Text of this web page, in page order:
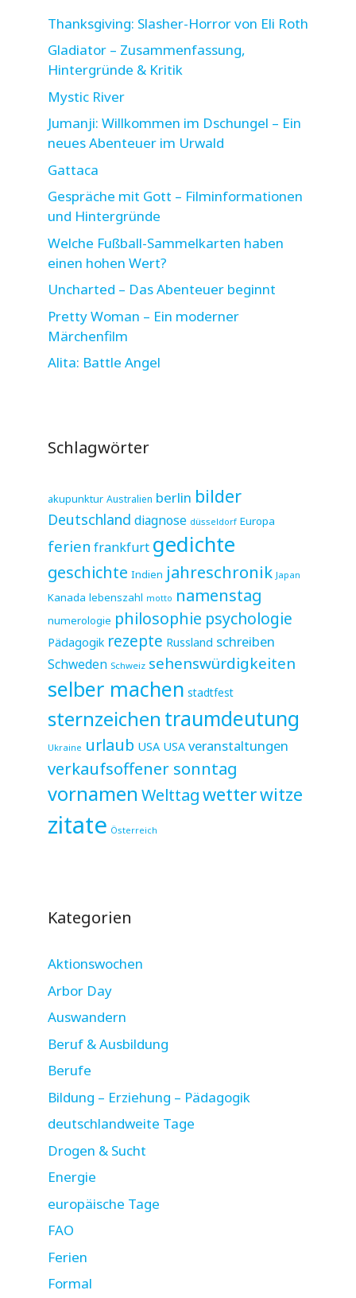
Thanksgiving: Slasher-Horror von Eli Roth
Gladiator – Zusammenfassung,
Hintergründe & Kritik
Mystic River
Jumanji: Willkommen im Dschungel – Ein
neues Abenteuer im Urwald
Gattaca
Gespräche mit Gott – Filminformationen
und Hintergründe
Welche Fußball-Sammelkarten haben
einen hohen Wert?
Uncharted – Das Abenteuer beginnt
Pretty Woman – Ein moderner
Märchenfilm
Alita: Battle Angel
Schlagwörter
akupunktur Australien berlin bilder
Deutschland diagnose düsseldorf Europa
ferien frankfurt gedichte
geschichte Indien jahreschronik Japan
Kanada lebenszahl motto namenstag
numerologie philosophie psychologie
Pädagogik rezepte Russland schreiben
Schweden Schweiz sehenswürdigkeiten
selber machen stadtfest
sternzeichen traumdeutung
Ukraine urlaub USA USA veranstaltungen
verkaufsoffener sonntag
vornamen Welttagwetterwitze
zitate Österreich
Kategorien
Aktionswochen
Arbor Day
Auswandern
Beruf & Ausbildung
Berufe
Bildung – Erziehung – Pädagogik
deutschlandweite Tage
Drogen & Sucht
Energie
europäische Tage
FAO
Ferien
Formal